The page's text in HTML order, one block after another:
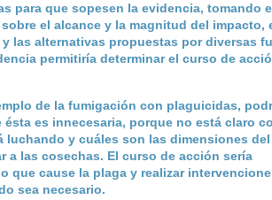
para que sopesen la evidencia, tomando
el alcance y la magnitud del impacto,
las alternativas propuestas por diversas
permitiría determinar el curso de
de la fumigación con plaguicidas,
ésta es innecesaria, porque no está claro
luchando y cuáles son las dimensiones
a las cosechas. El curso de acción sería
que cause la plaga y realizar
sea necesario.